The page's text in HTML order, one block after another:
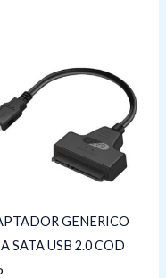
GENERICO
SATA USB 2.0 COD